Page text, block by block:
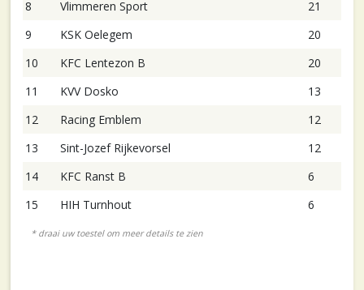
8
Vlimmeren Sport
21
9
KSK Oelegem
20
10
KFC Lentezon B
20
11
KVV Dosko
13
12
Racing Emblem
12
13
Sint-Jozef Rijkevorsel
12
14
KFC Ranst B
6
15
HIH Turnhout 6